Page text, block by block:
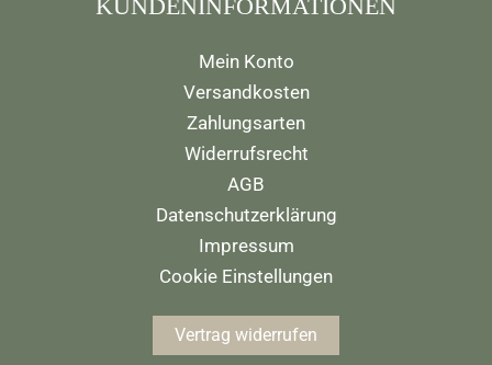
KUNDENINFORMATIONEN
Mein Konto
Versandkosten
Zahlungsarten
Widerrufsrecht
AGB
Datenschutzerklärung
Impressum
Cookie Einstellungen
Vertrag widerrufen